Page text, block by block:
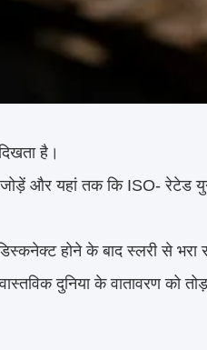
है।
जोड़ें और यहां तक कि ISO- रेटेड
होने के बाद स्लरी से भरा
दुनिया के वातावरण को